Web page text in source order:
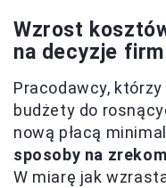
Wzrost
na decyzje firm
Pracodawcy,
budżety do
nową płacą
sposoby na
W miarę jak